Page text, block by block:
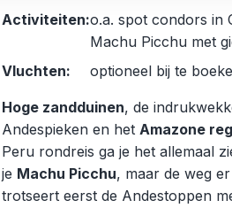
Activiteiten:o.a. spot condors in
Machu Picchu met
Vluchten:
optioneel bij te
Hoge zandduinen, de
Andespieken en het Amazone
Peru rondreis ga je het allemaal
je Machu Picchu, maar de weg
trotseert eerst de Andestoppen